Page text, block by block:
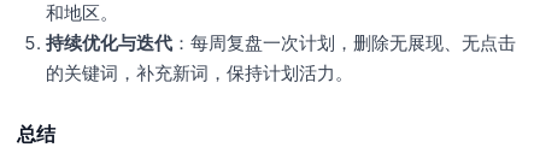
和地区。
持续优化与迭代 ：每周复盘一次计划，删除无展现、无点击
的关键词，补充新词，保持计划活力。
总结